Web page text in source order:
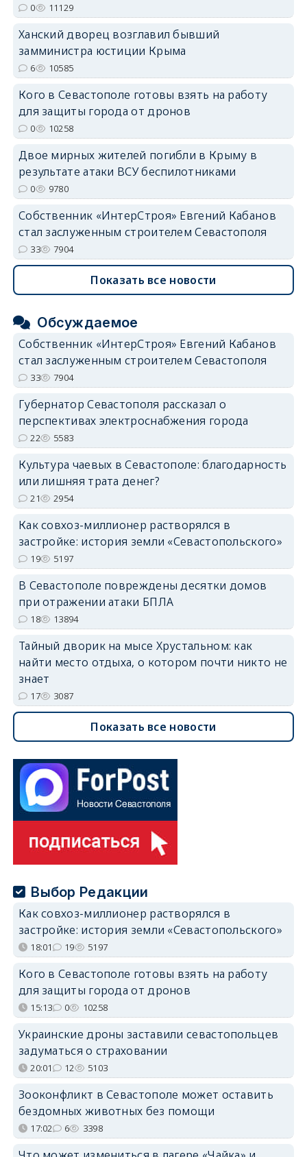
erid: 2SDnjdvhGXG
0 11129
Ханский дворец возглавил бывший
замминистра юстиции Крыма
6 10585
Кого в Севастополе готовы взять на работу
для защиты города от дронов
0 10258
Двое мирных жителей погибли в Крыму в
результате атаки ВСУ беспилотниками
0 9780
Собственник «ИнтерСтроя» Евгений Кабанов
стал заслуженным строителем Севастополя
33 7904
Показать все новости
Обсуждаемое
Собственник «ИнтерСтроя» Евгений Кабанов
стал заслуженным строителем Севастополя
33 7904
Губернатор Севастополя рассказал о
перспективах электроснабжения города
22 5583
Культура чаевых в Севастополе: благодарность
или лишняя трата денег?
21 2954
Как совхоз-миллионер растворялся в
застройке: история земли «Севастопольского»
19 5197
В Севастополе повреждены десятки домов
при отражении атаки БПЛА
18 13894
Тайный дворик на мысе Хрустальном: как
найти место отдыха, о котором почти никто не
знает
17 3087
Показать все новости
Выбор Редакции
Как совхоз-миллионер растворялся в
застройке: история земли «Севастопольского»
18:01 19 5197
Кого в Севастополе готовы взять на работу
для защиты города от дронов
15:13 0 10258
Украинские дроны заставили севастопольцев
задуматься о страховании
20:01 12 5103
Зооконфликт в Севастополе может оставить
бездомных животных без помощи
17:02 6 3398